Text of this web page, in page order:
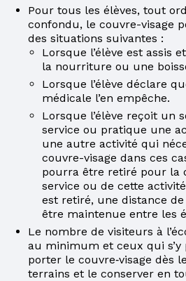
Pour tous les élèves, tout
confondu, le couvre-visage
des situations suivantes :
Lorsque l’élève est assis
la nourriture ou une
Lorsque l’élève déclare
médicale l’en empêche.
Lorsque l’élève reçoit un
service ou pratique une
une autre activité qui
couvre-visage dans ces
pourra être retiré pour la
service ou de cette
est retiré, une distance
être maintenue entre les
Le nombre de visiteurs à
au minimum et ceux qui
porter le couvre‑visage dès
terrains et le conserver en